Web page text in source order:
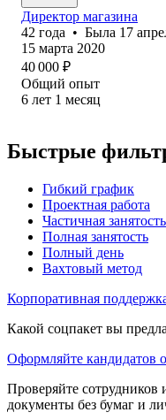
Директор магазина
42 года • Была 17
15 марта 2020
40 000 ₽
Общий опыт
6 лет 1 месяц
Быстрые
Гибкий график
Проектная работа
Частичная занятость
Полная занятость
Полный день
Вахтовый метод
Корпоративная
Какой соцпакет вы
Оформляйте кандидатов
Проверяйте
документы без бумаг и